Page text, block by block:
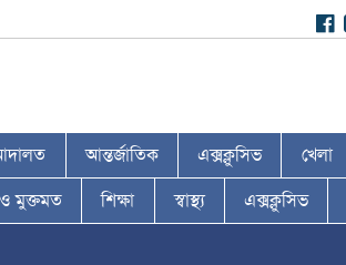
আন্তর্জাতিক এক্সক্লুসিভ খেলা
মুক্তমত শিক্ষা স্বাস্থ্য এক্সক্লুসিভ